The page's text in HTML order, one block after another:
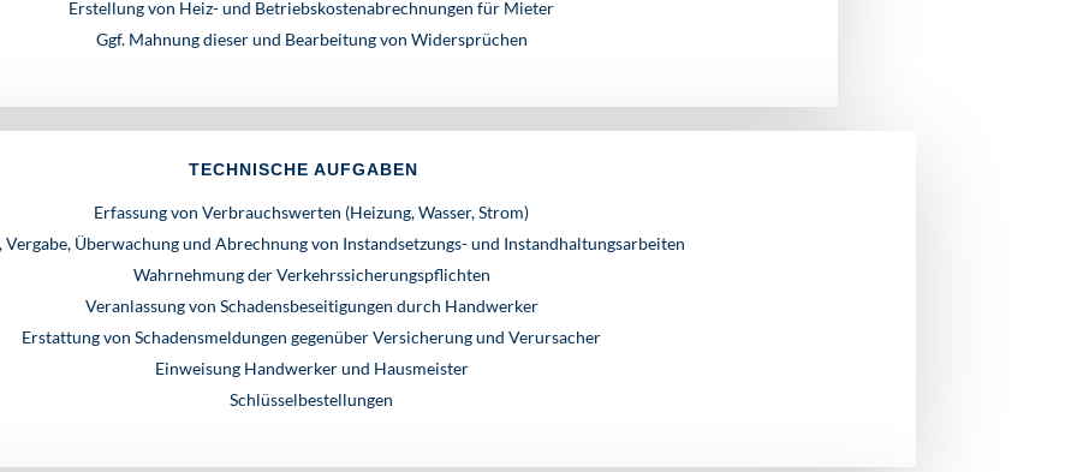
Erstellung von Heiz- und Betriebskostenabrechnungen für Mieter
Ggf. Mahnung dieser und Bearbeitung von Widersprüchen
TECHNISCHE AUFGABEN
Erfassung von Verbrauchswerten (Heizung, Wasser, Strom)
Vergabe, Überwachung und Abrechnung von Instandsetzungs- und Instandhaltungsarbeiten
Wahrnehmung der Verkehrssicherungspflichten
Veranlassung von Schadensbeseitigungen durch Handwerker
Erstattung von Schadensmeldungen gegenüber Versicherung und Verursacher
Einweisung Handwerker und Hausmeister
Schlüsselbestellungen